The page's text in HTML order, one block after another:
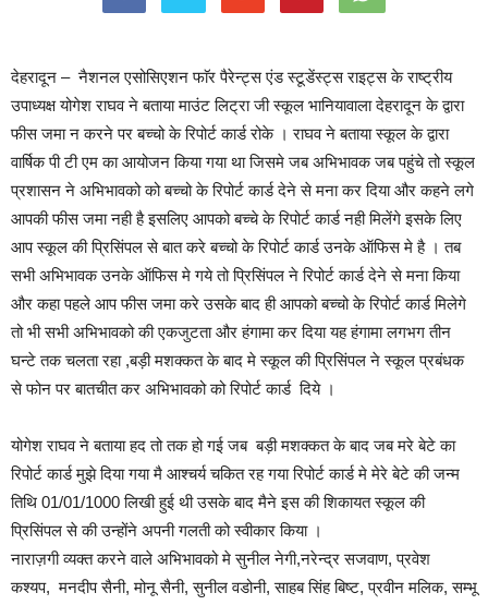
देहरादून – नैशनल एसोसिएशन फाॅर पैरेन्ट्स एंड स्टूडेंस्ट्स राइट्स के राष्ट्रीय
उपाध्यक्ष योगेश राघव ने बताया माउंट लिट्रा जी स्कूल भानियावाला देहरादून के द्वारा
फीस जमा न करने पर बच्चो के रिपोर्ट कार्ड रोके । राघव ने बताया स्कूल के द्वारा
वार्षिक पी टी एम का आयोजन किया गया था जिसमे जब अभिभावक जब पहुंचे तो स्कूल
प्रशासन ने अभिभावको को बच्चो के रिपोर्ट कार्ड देने से मना कर दिया और कहने लगे
आपकी फीस जमा नही है इसलिए आपको बच्चे के रिपोर्ट कार्ड नही मिलेंगे इसके लिए
आप स्कूल की प्रिसिंपल से बात करे बच्चो के रिपोर्ट कार्ड उनके ऑफिस मे है । तब
सभी अभिभावक उनके ऑफिस मे गये तो प्रिसिंपल ने रिपोर्ट कार्ड देने से मना किया
और कहा पहले आप फीस जमा करे उसके बाद ही आपको बच्चो के रिपोर्ट कार्ड मिलेगे
तो भी सभी अभिभावको की एकजुटता और हंगामा कर दिया यह हंगामा लगभग तीन
घन्टे तक चलता रहा ,बड़ी मशक्कत के बाद मे स्कूल की प्रिसिंपल ने स्कूल प्रबंधक
से फोन पर बातचीत कर अभिभावको को रिपोर्ट कार्ड दिये ।
योगेश राघव ने बताया हद तो तक हो गई जब बड़ी मशक्कत के बाद जब मरे बेटे का
रिपोर्ट कार्ड मुझे दिया गया मै आश्चर्य चकित रह गया रिपोर्ट कार्ड मे मेरे बेटे की जन्म
तिथि 01/01/1000 लिखी हुई थी उसके बाद मैने इस की शिकायत स्कूल की
प्रिसिंपल से की उन्होंने अपनी गलती को स्वीकार किया ।
नाराज़गी व्यक्त करने वाले अभिभावको मे सुनील नेगी,नरेन्द्र सजवाण, प्रवेश
कश्यप, मनदीप सैनी, मोनू सैनी, सुनील वडोनी, साहब सिंह बिष्ट, प्रवीन मलिक, सम्भू